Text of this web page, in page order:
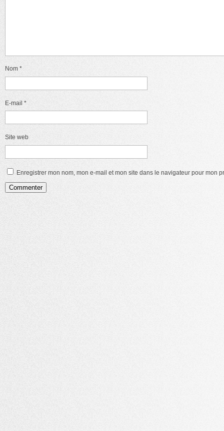
Nom *
E-mail *
Site web
Enregistrer mon nom, mon e-mail et mon site dans le navigateur pour mon